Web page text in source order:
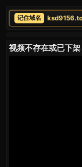
视频不存在或已下架